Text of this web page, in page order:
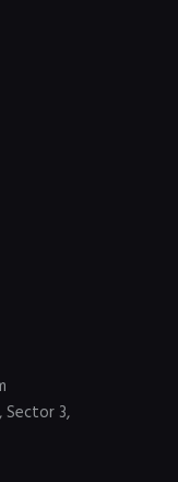
Sector 3,